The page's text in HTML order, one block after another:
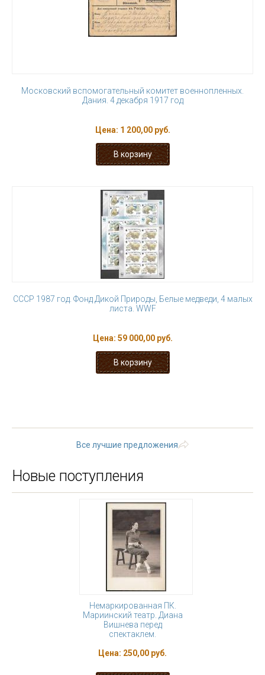
Московский вспомогательный комитет военнопленных.
Дания. 4 декабря 1917 год
Цена: 1 200,00 руб.
СССР 1987 год. Фонд Дикой Природы, Белые медведи, 4 малых
листа. WWF
Цена: 59 000,00 руб.
Все лучшие предложения
Новые поступления
Немаркированная ПК.
Мариинский театр. Диана
Вишнева перед
спектаклем.
Цена: 250,00 руб.